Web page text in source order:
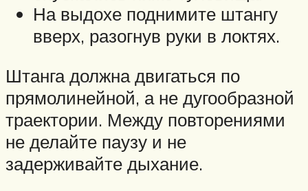
На выдохе поднимите штангу
вверх, разогнув руки в локтях.
Штанга должна двигаться по
прямолинейной, а не дугообразной
траектории. Между повторениями
не делайте паузу и не
задерживайте дыхание.